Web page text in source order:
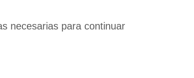
necesarias para continuar